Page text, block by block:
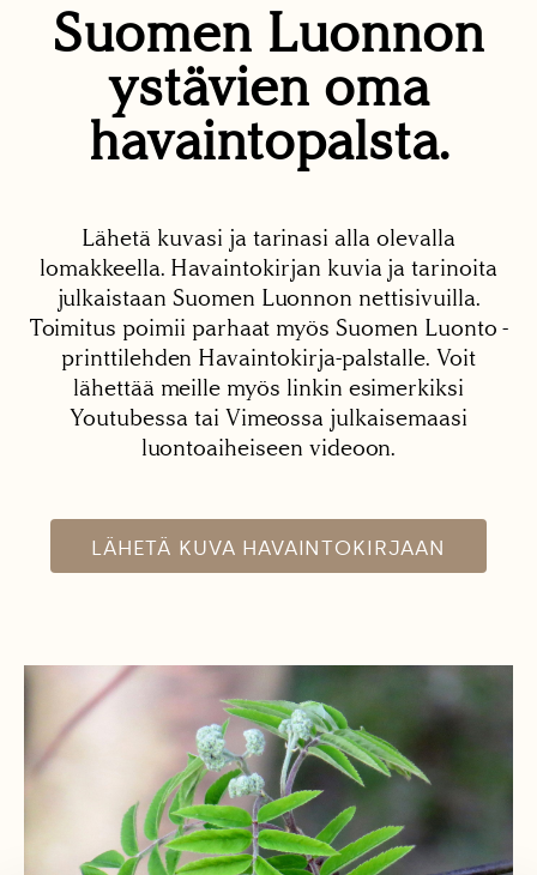
Suomen Luonnon
ystävien oma
havaintopalsta.
Lähetä kuvasi ja tarinasi alla olevalla
lomakkeella. Havaintokirjan kuvia ja tarinoita
julkaistaan Suomen Luonnon nettisivuilla.
Toimitus poimii parhaat myös Suomen Luonto -
printtilehden Havaintokirja-palstalle. Voit
lähettää meille myös linkin esimerkiksi
Youtubessa tai Vimeossa julkaisemaasi
luontoaiheiseen videoon.
LÄHETÄ KUVA HAVAINTOKIRJAAN